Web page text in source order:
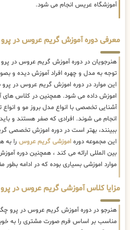
آموزشگاه عریس انجام می شود.
معرفی دوره آموزش گریم عروس در پرو
هنرجویان در دوره آموزش گریم عروس در پرو
توجه به مدل و چهره افراد آموزش دیده و
این موارد در دوره اموزش گریم عروس در
اموزش داده می شود. همچنین در کلاس های
آشنایی تخصصی با انواع مدل بروز مو و
انجام می شوند. افرادی که صفر هستند و
ببینند، بهتر است در دوره اموزش تخصصی
این مجموعه دوره اموزشی گریم عروس را به
بین المللی ارائه می کند ، همچنین دوره
موارد اموزشی بسیاری بوده که در ادامه
مزایا کلاس آموزشی گریم عروس در پرو
هنرجو در دوره آموزش گریم عروس در پرو
مناسب بر اساس فرم صورت مشتری را به